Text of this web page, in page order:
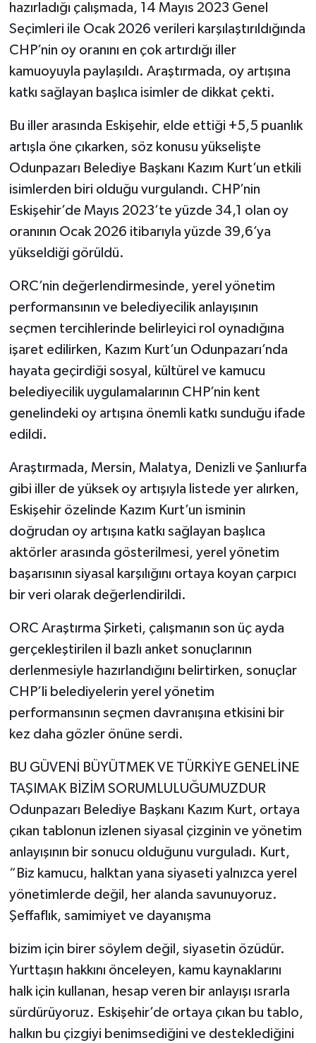
hazırladığı çalışmada, 14 Mayıs 2023 Genel
Seçimleri ile Ocak 2026 verileri karşılaştırıldığında
CHP’nin oy oranını en çok artırdığı iller
kamuoyuyla paylaşıldı. Araştırmada, oy artışına
katkı sağlayan başlıca isimler de dikkat çekti.
Bu iller arasında Eskişehir, elde ettiği +5,5 puanlık
artışla öne çıkarken, söz konusu yükselişte
Odunpazarı Belediye Başkanı Kazım Kurt’un etkili
isimlerden biri olduğu vurgulandı. CHP’nin
Eskişehir’de Mayıs 2023’te yüzde 34,1 olan oy
oranının Ocak 2026 itibarıyla yüzde 39,6’ya
yükseldiği görüldü.
ORC’nin değerlendirmesinde, yerel yönetim
performansının ve belediyecilik anlayışının
seçmen tercihlerinde belirleyici rol oynadığına
işaret edilirken, Kazım Kurt’un Odunpazarı’nda
hayata geçirdiği sosyal, kültürel ve kamucu
belediyecilik uygulamalarının CHP’nin kent
genelindeki oy artışına önemli katkı sunduğu ifade
edildi.
Araştırmada, Mersin, Malatya, Denizli ve Şanlıurfa
gibi iller de yüksek oy artışıyla listede yer alırken,
Eskişehir özelinde Kazım Kurt’un isminin
doğrudan oy artışına katkı sağlayan başlıca
aktörler arasında gösterilmesi, yerel yönetim
başarısının siyasal karşılığını ortaya koyan çarpıcı
bir veri olarak değerlendirildi.
ORC Araştırma Şirketi, çalışmanın son üç ayda
gerçekleştirilen il bazlı anket sonuçlarının
derlenmesiyle hazırlandığını belirtirken, sonuçlar
CHP’li belediyelerin yerel yönetim
performansının seçmen davranışına etkisini bir
kez daha gözler önüne serdi.
BU GÜVENİ BÜYÜTMEK VE TÜRKİYE GENELİNE
TAŞIMAK BİZİM SORUMLULUĞUMUZDUR
Odunpazarı Belediye Başkanı Kazım Kurt, ortaya
çıkan tablonun izlenen siyasal çizginin ve yönetim
anlayışının bir sonucu olduğunu vurguladı. Kurt,
“Biz kamucu, halktan yana siyaseti yalnızca yerel
yönetimlerde değil, her alanda savunuyoruz.
Şeffaflık, samimiyet ve dayanışma
bizim için birer söylem değil, siyasetin özüdür.
Yurttaşın hakkını önceleyen, kamu kaynaklarını
halk için kullanan, hesap veren bir anlayışı ısrarla
sürdürüyoruz. Eskişehir’de ortaya çıkan bu tablo,
halkın bu çizgiyi benimsediğini ve desteklediğini
Teknoloji
Yaşam
Yurttan